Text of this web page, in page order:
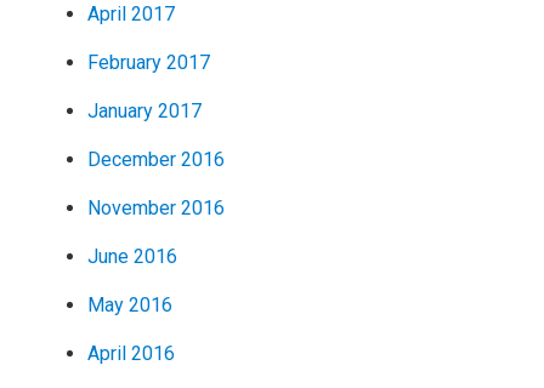
April 2017
February 2017
January 2017
December 2016
November 2016
June 2016
May 2016
April 2016